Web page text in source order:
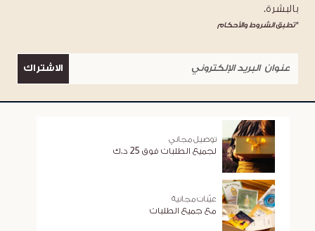
بالبشرة.
*تطبق الشروط والأحكام
الاشتراك
توصيل مجاني
لجميع الطلبات فوق 25 د.ك
عيّنات مجانية
مع جميع الطلبات